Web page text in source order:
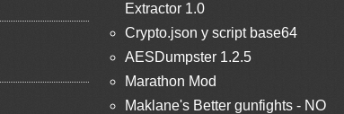
Extractor 1.0
Crypto.json y script base64
AESDumpster 1.2.5
Marathon Mod
Maklane's Better gunfights - NO